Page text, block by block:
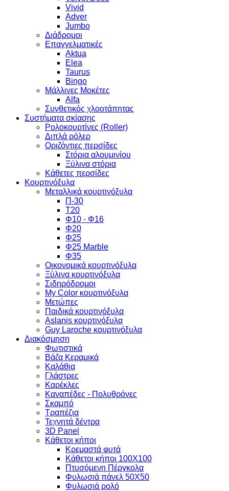
Vivid
Adver
Jumbo
Διάδρομοι
Επαγγελματικές
Aktua
Elea
Taurus
Bingo
Μάλλινες Μοκέτες
Alfa
Συνθετικός χλοοτάπητας
Συστήματα σκίασης
Ρολοκουρτίνες (Roller)
Διπλά ρόλερ
Οριζόντιες περσίδες
Στόρια αλουμινίου
Ξύλινα στόρια
Κάθετες περσίδες
Κουρτινόξυλα
Μεταλλικά κουρτινόξυλα
Π-30
Τ20
Φ10 - Φ16
Φ20
Φ25
Φ25 Marble
Φ35
Οικονομικά κουρτινόξυλα
Ξύλινα κουρτινόξυλα
Σιδηρόδρομοι
My Color κουρτινόξυλα
Μετώπες
Παιδικά κουρτινόξυλα
Aslanis κουρτινόξυλα
Guy Laroche κουρτινόξυλα
Διακόσμηση
Φωτιστικά
Βάζα Κεραμικά
Καλάθια
Γλάστρες
Καρέκλες
Καναπέδες - Πολυθρόνες
Σκαμπό
Τραπέζια
Τεχνητά δέντρα
3D Panel
Κάθετοι κήποι
Κρεμαστά φυτά
Κάθετοι κήποι 100Χ100
Πτυσόμενη Πέργκολα
Φυλωσιά πάνελ 50Χ50
Φυλωσιά ρολό